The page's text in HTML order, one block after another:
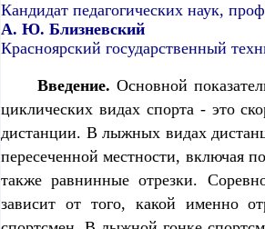
Кандидат педагогических наук,
А. Ю. Близневский
Красноярский государственный
Введение. Основной
циклических видах спорта - это
дистанции. В лыжных видах
пересеченной местности, включая
также равнинные отрезки.
зависит от того, какой именно